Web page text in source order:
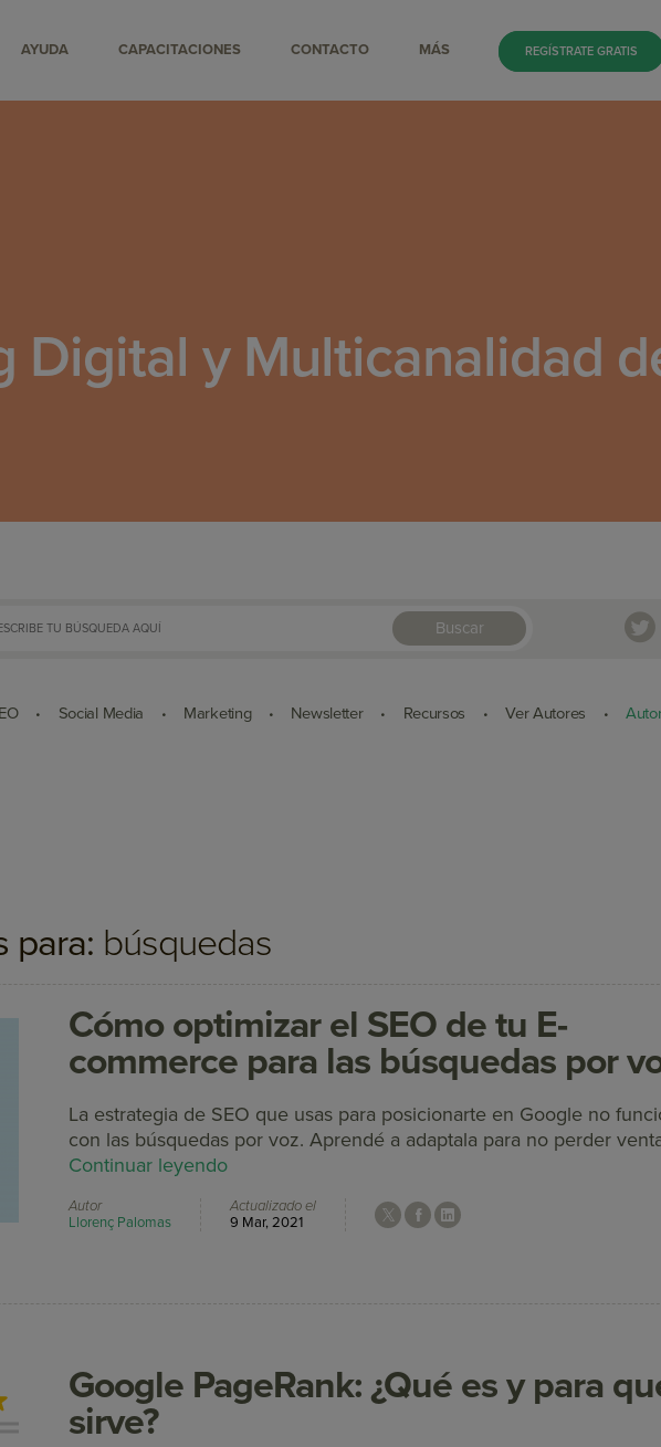
AYUDA CAPACITACIONES CONTACTO MÁS REGÍSTRATE GRATIS
Digital y Multicanalidad
Buscar
• Social Media • Marketing • Newsletter • Recursos • Ver Autores •
para: búsquedas
Cómo optimizar el SEO de tu E-
commerce para las búsquedas por
La estrategia de SEO que usas para posicionarte en Google no
con las búsquedas por voz. Aprendé a adaptala para no perder
Continuar leyendo
Autor
Llorenç Palomas
Actualizado el
9 Mar, 2021
Google PageRank: ¿Qué es y para
sirve?